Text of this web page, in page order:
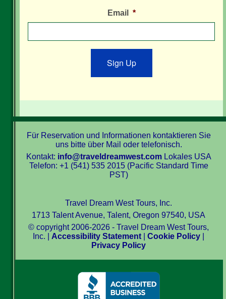
Email *
Sign Up
Für Reservation und Informationen kontaktieren Sie
uns bitte über Mail oder telefonisch.
Kontakt: info@traveldreamwest.comLokales USA
Telefon: +1 (541) 535 2015 (Pacific Standard Time
PST)
Travel Dream West Tours, Inc.
1713 Talent Avenue, Talent, Oregon 97540, USA
© copyright 2006-2026 - Travel Dream West Tours,
Inc. | Accessibility Statement |Cookie Policy
Privacy Policy